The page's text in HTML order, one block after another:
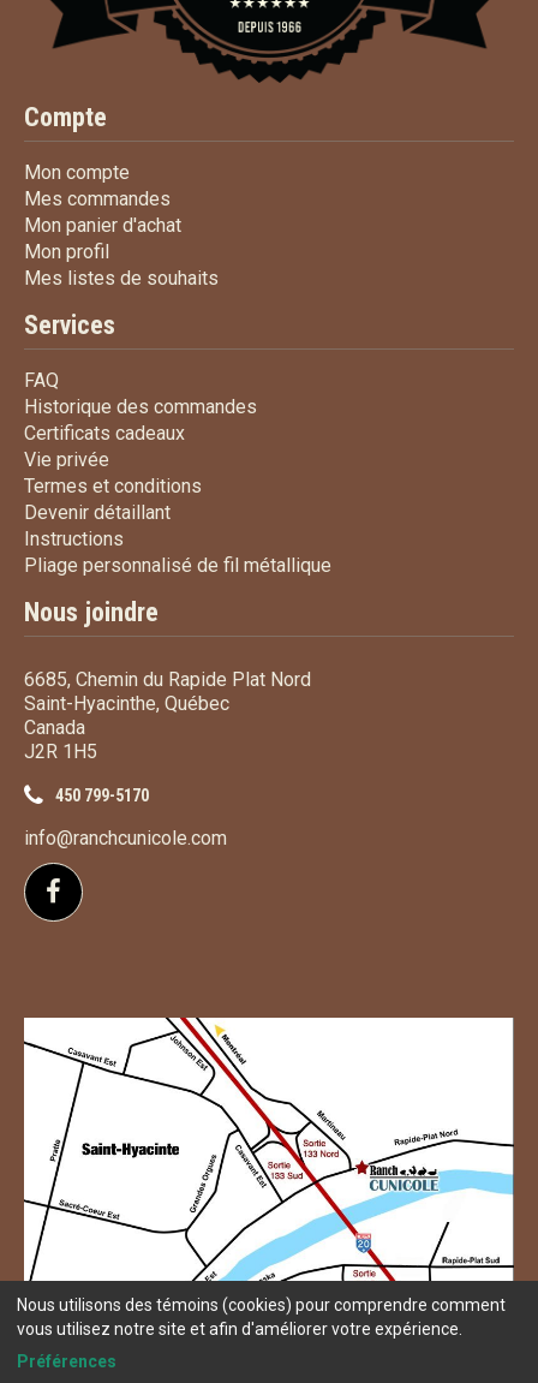
Compte
Mon compte
Mes commandes
Mon panier d'achatMon panier d'achat
Mon profil
Mes listes de souhaits
Services
FAQ
Historique des commandes
Certificats cadeauxCertificats cadeaux
Vie privée
Termes et conditions
Devenir détaillantDevenir détaillant
Instructions
Pliage personnalisé de fil métallique
Nous joindre
6685, Chemin du Rapide Plat Nord
Saint-Hyacinthe, Québec
Canada
J2R 1H5
450 799-5170
info@ranchcunicole.com
Suivez-nous sur Facebook
Nous utilisons des témoins (cookies) pour comprendre comment
vous utilisez notre site et afin d'améliorer votre expérience.
Préférences